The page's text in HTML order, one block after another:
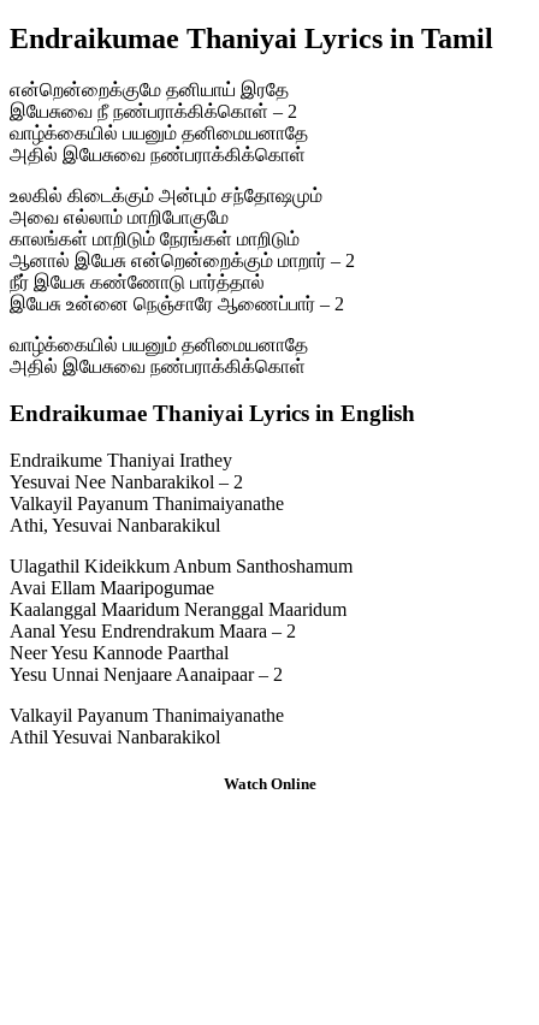
Endraikumae Thaniyai Lyrics in Tamil
என்றென்றைக்குமே தனியாய் இரதே
இயேசுவை நீ நண்பராக்கிக்கொள் – 2
வாழ்க்கையில் பயனும் தனிமையனாதே
அதில் இயேசுவை நண்பராக்கிக்கொள்
உலகில் கிடைக்கும் அன்பும் சந்தோஷமும்
அவை எல்லாம் மாறிபோகுமே
காலங்கள் மாறிடும் நேரங்கள் மாறிடும்
ஆனால் இயேசு என்றென்றைக்கும் மாறார் – 2
நீர் இயேசு கண்ணோடு பார்த்தால்
இயேசு உன்னை நெஞ்சாரே ஆணைப்பார் – 2
வாழ்க்கையில் பயனும் தனிமையனாதே
அதில் இயேசுவை நண்பராக்கிக்கொள்
Endraikumae Thaniyai Lyrics in English
Endraikume Thaniyai Irathey
Yesuvai Nee Nanbarakikol – 2
Valkayil Payanum Thanimaiyanathe
Athi, Yesuvai Nanbarakikul
Ulagathil Kideikkum Anbum Santhoshamum
Avai Ellam Maaripogumae
Kaalanggal Maaridum Neranggal Maaridum
Aanal Yesu Endrendrakum Maara – 2
Neer Yesu Kannode Paarthal
Yesu Unnai Nenjaare Aanaipaar – 2
Valkayil Payanum Thanimaiyanathe
Athil Yesuvai Nanbarakikol
Watch Online